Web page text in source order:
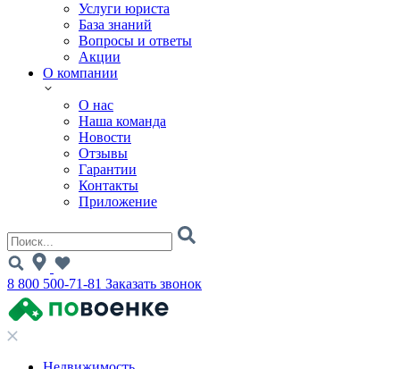
Услуги юриста
База знаний
Вопросы и ответы
Акции
О компании
О нас
Наша команда
Новости
Отзывы
Гарантии
Контакты
Приложение
8 800 500-71-81 Заказать звонок